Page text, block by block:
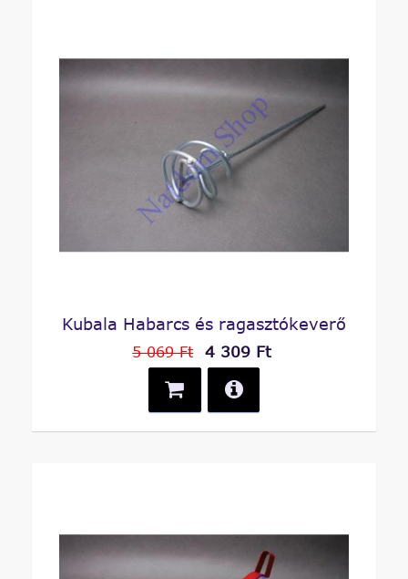
Kubala Habarcs és ragasztókeverő
5 069 Ft 4 309 Ft